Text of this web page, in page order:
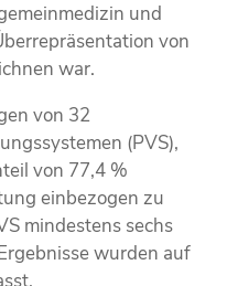
und
von
war.
von 32
(PVS),
von 77,4 %
einbezogen zu
mindestens sechs
wurden auf